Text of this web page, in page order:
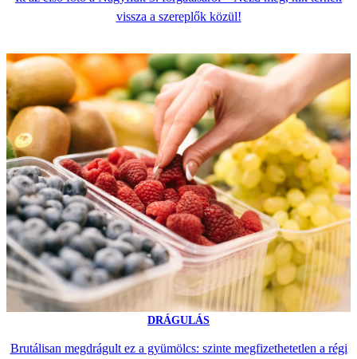
vissza a szereplők közül!
DRÁGULÁS
Brutálisan megdrágult ez a gyümölcs: szinte megfizethetetlen a régi